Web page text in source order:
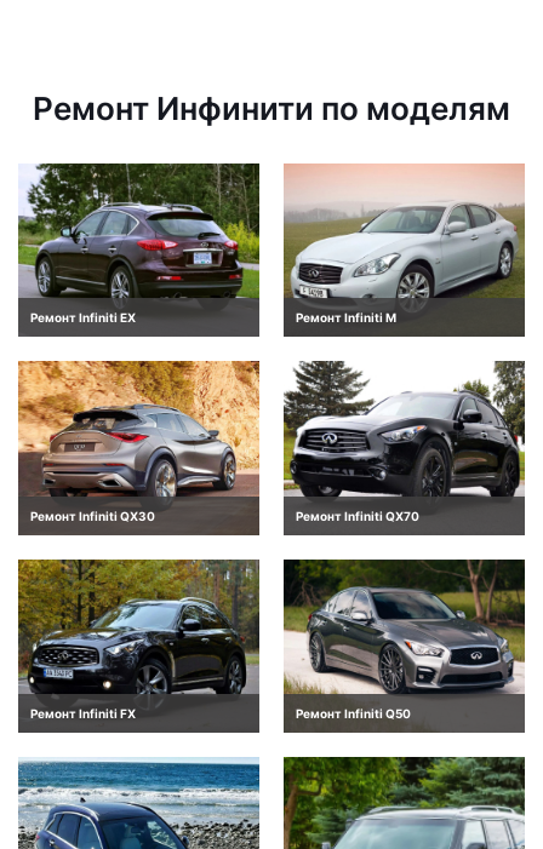
Ремонт Инфинити по моделям
Ремонт Infiniti EX Ремонт Infiniti M
Ремонт Infiniti QX30 Ремонт Infiniti QX70
Ремонт Infiniti FX Ремонт Infiniti Q50